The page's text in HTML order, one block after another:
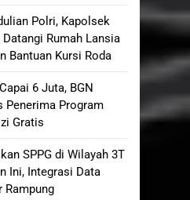
Mutiara
Desa
Polri, Kapolsek
Datangi Rumah Lansia
Bantuan Kursi Roda
6 Juta, BGN
Penerima Program
Gratis
SPPG di Wilayah 3T
Ini, Integrasi Data
Rampung